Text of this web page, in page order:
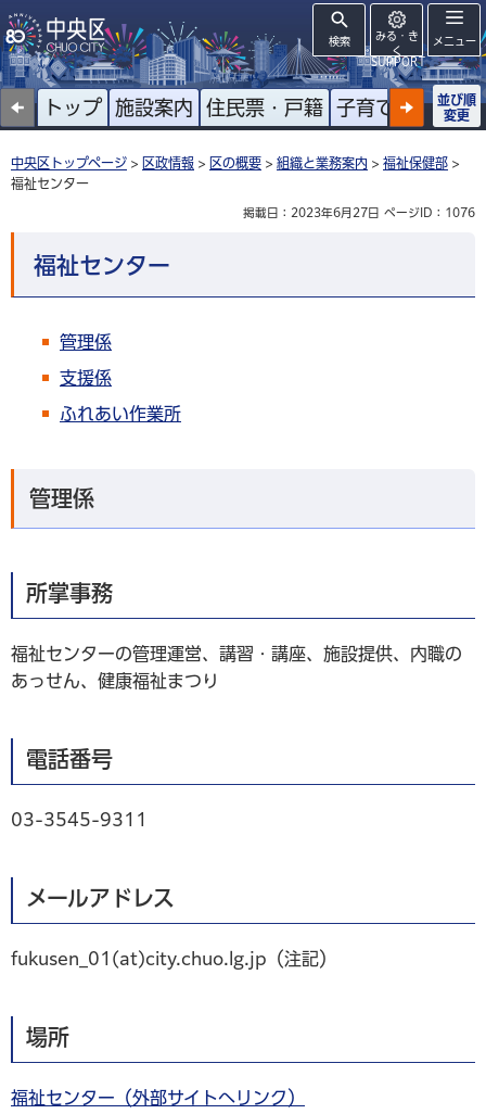
検索
みる・き
く
SUPPORT
メニュー
トップ 施設案内 住民票・戸籍 子育て 高齢者
並び順
変更
中央区トップページ > 区政情報 > 区の概要 > 組織と業務案内 > 福祉保健部 >
福祉センター
掲載日：2023年6月27日 ページID：1076
福祉センター
管理係
支援係
ふれあい作業所
管理係
所掌事務
福祉センターの管理運営、講習・講座、施設提供、内職の
あっせん、健康福祉まつり
電話番号
03-3545-9311
メールアドレス
fukusen_01(at)city.chuo.lg.jp（注記）
場所
福祉センター（外部サイトへリンク）